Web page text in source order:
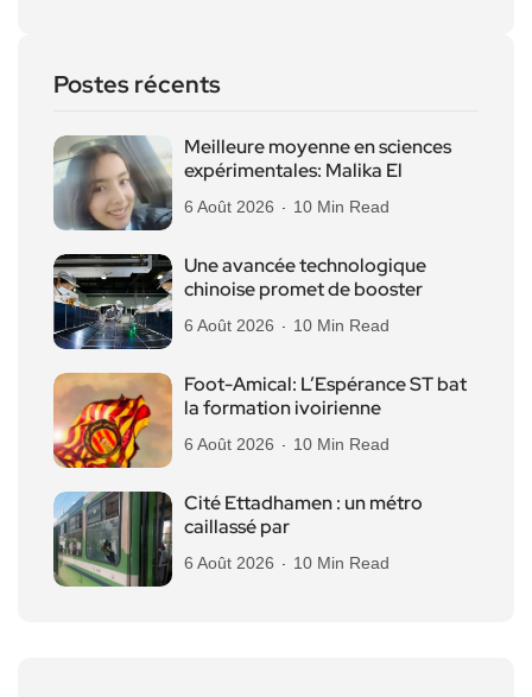
Postes récents
Meilleure moyenne en sciences
expérimentales: Malika El
6 Août 2026 10 Min Read
Une avancée technologique
chinoise promet de booster
6 Août 2026 10 Min Read
Foot-Amical: L’Espérance ST bat
la formation ivoirienne
6 Août 2026 10 Min Read
Cité Ettadhamen : un métro
caillassé par
6 Août 2026 10 Min Read